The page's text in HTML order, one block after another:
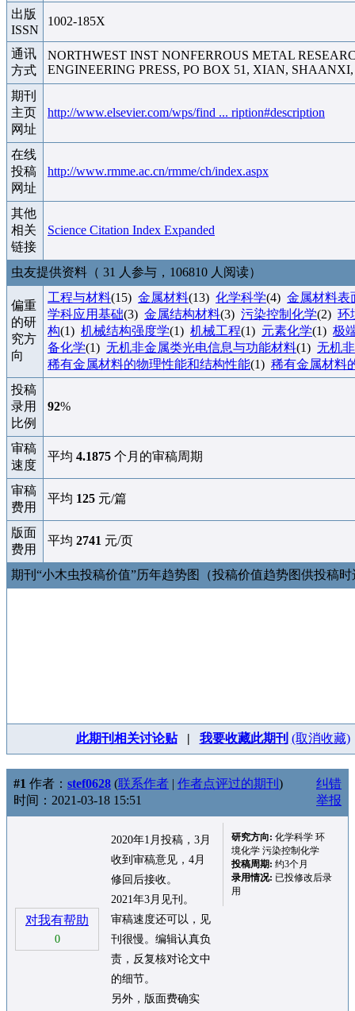
出版
ISSN
1002-185X
通讯
方式
NORTHWEST INST NONFERROUS METAL
ENGINEERING PRESS, PO BOX 51, XIAN,
期刊
主页
网址
http://www.elsevier.com/wps/find ... ription#description
在线
投稿
网址
http://www.rmme.ac.cn/rmme/ch/index.aspx
其他
相关
链接
Science Citation Index Expanded
虫友提供资料（ 31 人参与，106810 人阅读）
偏重
的研
究方
向
工程与材料(15) 金属材料(13) 化学科学(4) 金属材料表
学科应用基础(3) 金属结构材料(3) 污染控制化学(2) 环
构(1) 机械结构强度学(1) 机械工程(1) 元素化学(1) 极
备化学(1) 无机非金属类光电信息与功能材料(1) 无机
稀有金属材料的物理性能和结构性能(1) 稀有金属材料
投稿
录用
比例
92%
审稿
速度
平均 4.1875 个月的审稿周期
审稿
费用
平均 125 元/篇
版面
费用
平均 2741 元/页
期刊“小木虫投稿价值”历年趋势图（投稿价值趋势图供投稿
此期刊相关讨论贴| 我要收藏此期刊 (取消收藏)
#1 作者： stef0628 (联系作者 | 作者点评过的期刊 )
时间：2021-03-18 15:51
纠错
举报
对我有帮助
0
2020年1月投稿，3月
收到审稿意见，4月
修回后接收。
2021年3月见刊。
审稿速度还可以，见
刊很慢。编辑认真负
责，反复核对论文中
的细节。
另外，版面费确实
研究方向: 化学科学 环
境化学 污染控制化学
投稿周期: 约3个月
录用情况: 已投修改后录
用